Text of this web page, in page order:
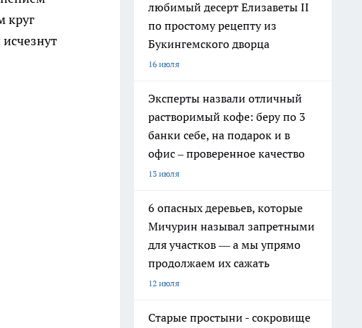
круг
любимый десерт Елизаветы II
по простому рецепту из
Букингемского дворца
16 июля
Эксперты назвали отличный
растворимый кофе: беру по 3
банки себе, на подарок и в
офис – проверенное качество
13 июля
6 опасных деревьев, которые
Мичурин называл запретными
для участков — а мы упрямо
продолжаем их сажать
12 июля
Старые простыни - сокровище